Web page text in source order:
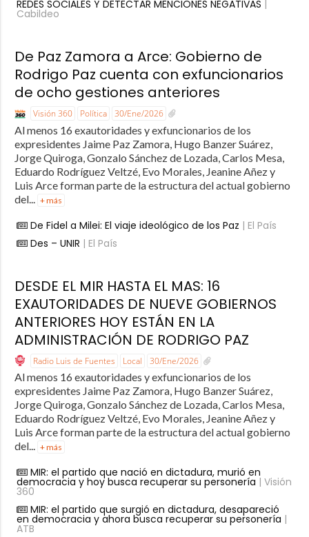
REDES SOCIALES Y DETECTAR MENCIONES NEGATIVAS
Cabildeo
De Paz Zamora a Arce: Gobierno de
Rodrigo Paz cuenta con exfuncionarios
de ocho gestiones anteriores
Visión 360 Política 30/Ene/2026
Al menos 16 exautoridades y exfuncionarios de los
expresidentes Jaime Paz Zamora, Hugo Banzer Suárez,
Jorge Quiroga, Gonzalo Sánchez de Lozada, Carlos Mesa,
Eduardo Rodríguez Veltzé, Evo Morales, Jeanine Añez y
Luis Arce forman parte de la estructura del actual gobierno
del...
+ más
De Fidel a Milei: El viaje ideológico de los Paz | El País
Des – UNIR | El País
DESDE EL MIR HASTA EL MAS: 16
EXAUTORIDADES DE NUEVE GOBIERNOS
ANTERIORES HOY ESTÁN EN LA
ADMINISTRACIÓN DE RODRIGO PAZ
Radio Luis de Fuentes Local 30/Ene/2026
Al menos 16 exautoridades y exfuncionarios de los
expresidentes Jaime Paz Zamora, Hugo Banzer Suárez,
Jorge Quiroga, Gonzalo Sánchez de Lozada, Carlos Mesa,
Eduardo Rodríguez Veltzé, Evo Morales, Jeanine Añez y
Luis Arce forman parte de la estructura del actual gobierno
del... + más
MIR: el partido que nació en dictadura, murió en
democracia y hoy busca recuperar su personería | Visión
360
MIR: el partido que surgió en dictadura, desapareció
en democracia y ahora busca recuperar su personería |
ATB